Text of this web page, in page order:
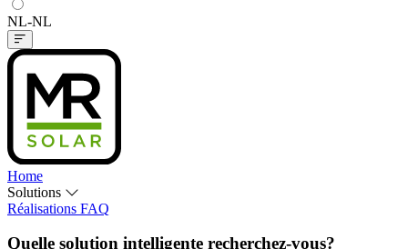
NL-NL
Home
Solutions
Réalisations FAQ
Quelle solution intelligente recherchez-vous?